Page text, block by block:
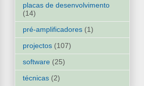
placas de desenvolvimento
(14)
pré-amplificadores (1)
projectos (107)
software (25)
técnicas (2)